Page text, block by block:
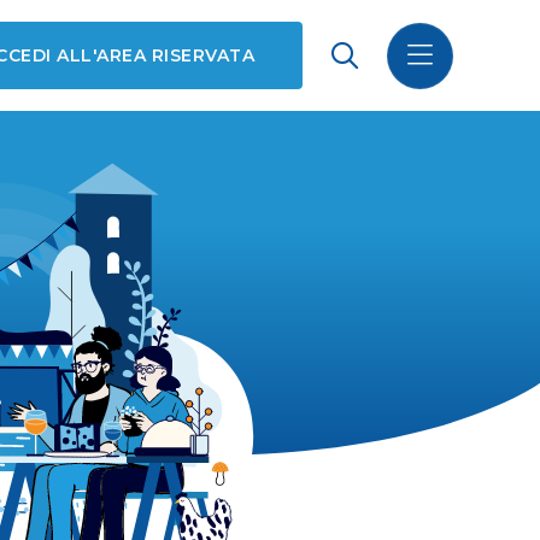
ALL'AREA RISERVATA